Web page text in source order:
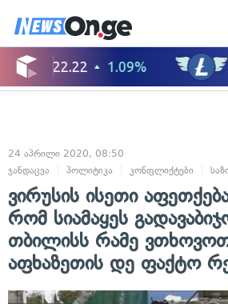
24 აპრილი 2020, 08:50
ჯანდაცვა
პოლიტიკა კონფლიქტები
ვირუსის ისეთი
რომ სიამაყეს
თბილისს რამე
აფხაზეთის დე ფაქტო